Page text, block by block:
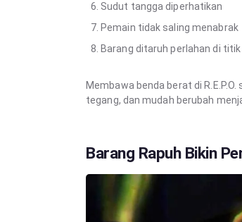
Sudut tangga diperhatikan
Pemain tidak saling menabrak
Barang ditaruh perlahan di
Membawa benda berat di
tegang, dan mudah berubah
Barang Rapuh Bikin